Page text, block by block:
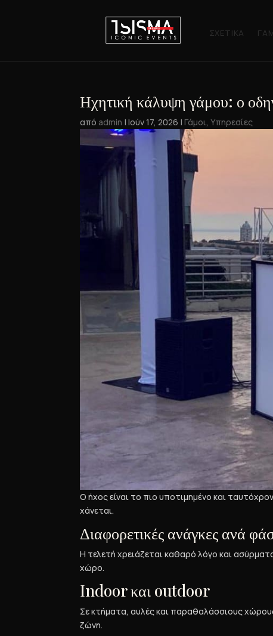
ΣΧΕΤΙΚΆ
Ηχητική κάλυψη γάμου: ο
από admin |Ιούν 17, 2026 | Γάμοι,Υπηρεσίες
Ο ήχος είναι το πιο υποτιμημένο και
χάνεται.
Διαφορετικές ανάγκες ανά
Η τελετή χρειάζεται καθαρό λόγο και
χώρο.
Indoor και outdoor
Σε κτήματα, αυλές και παραθαλάσσιους
ζώνη.